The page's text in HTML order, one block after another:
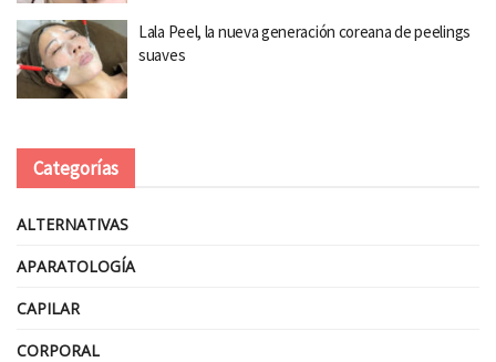
Lala Peel, la nueva generación coreana de peelings
suaves
Categorías
ALTERNATIVAS
APARATOLOGÍA
CAPILAR
CORPORAL